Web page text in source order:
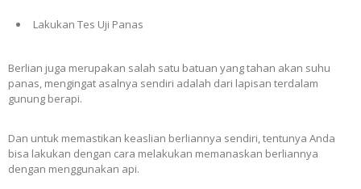
Lakukan Tes Uji Panas
Berlian juga merupakan salah satu batuan yang tahan akan suhu
panas, mengingat asalnya sendiri adalah dari lapisan terdalam
gunung berapi.
Dan untuk memastikan keaslian berliannya sendiri, tentunya Anda
bisa lakukan dengan cara melakukan memanaskan berliannya
dengan menggunakan api.